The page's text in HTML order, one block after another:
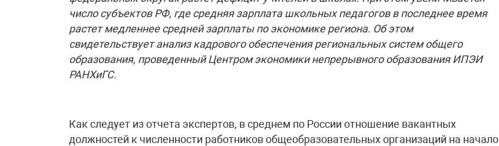
число субъектов РФ, где средняя зарплата школьных педагогов в последнее время
растет медленнее средней зарплаты по экономике региона. Об этом
свидетельствует анализ кадрового обеспечения региональных систем общего
образования, проведенный Центром экономики непрерывного образования ИПЭИ
РАНХиГС.
Как следует из отчета экспертов, в среднем по России отношение вакантных
должностей к численности работников общеобразовательных организаций на начало